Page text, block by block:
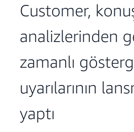
Customer,
analizlerinden
zamanlı
uyarılarının
yaptı